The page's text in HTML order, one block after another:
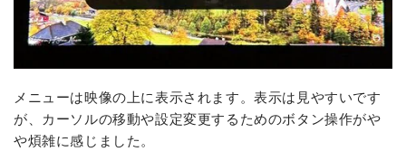
メニューは映像の上に表示されます。表示は見やすいです
が、カーソルの移動や設定変更するためのボタン操作がや
や煩雑に感じました。